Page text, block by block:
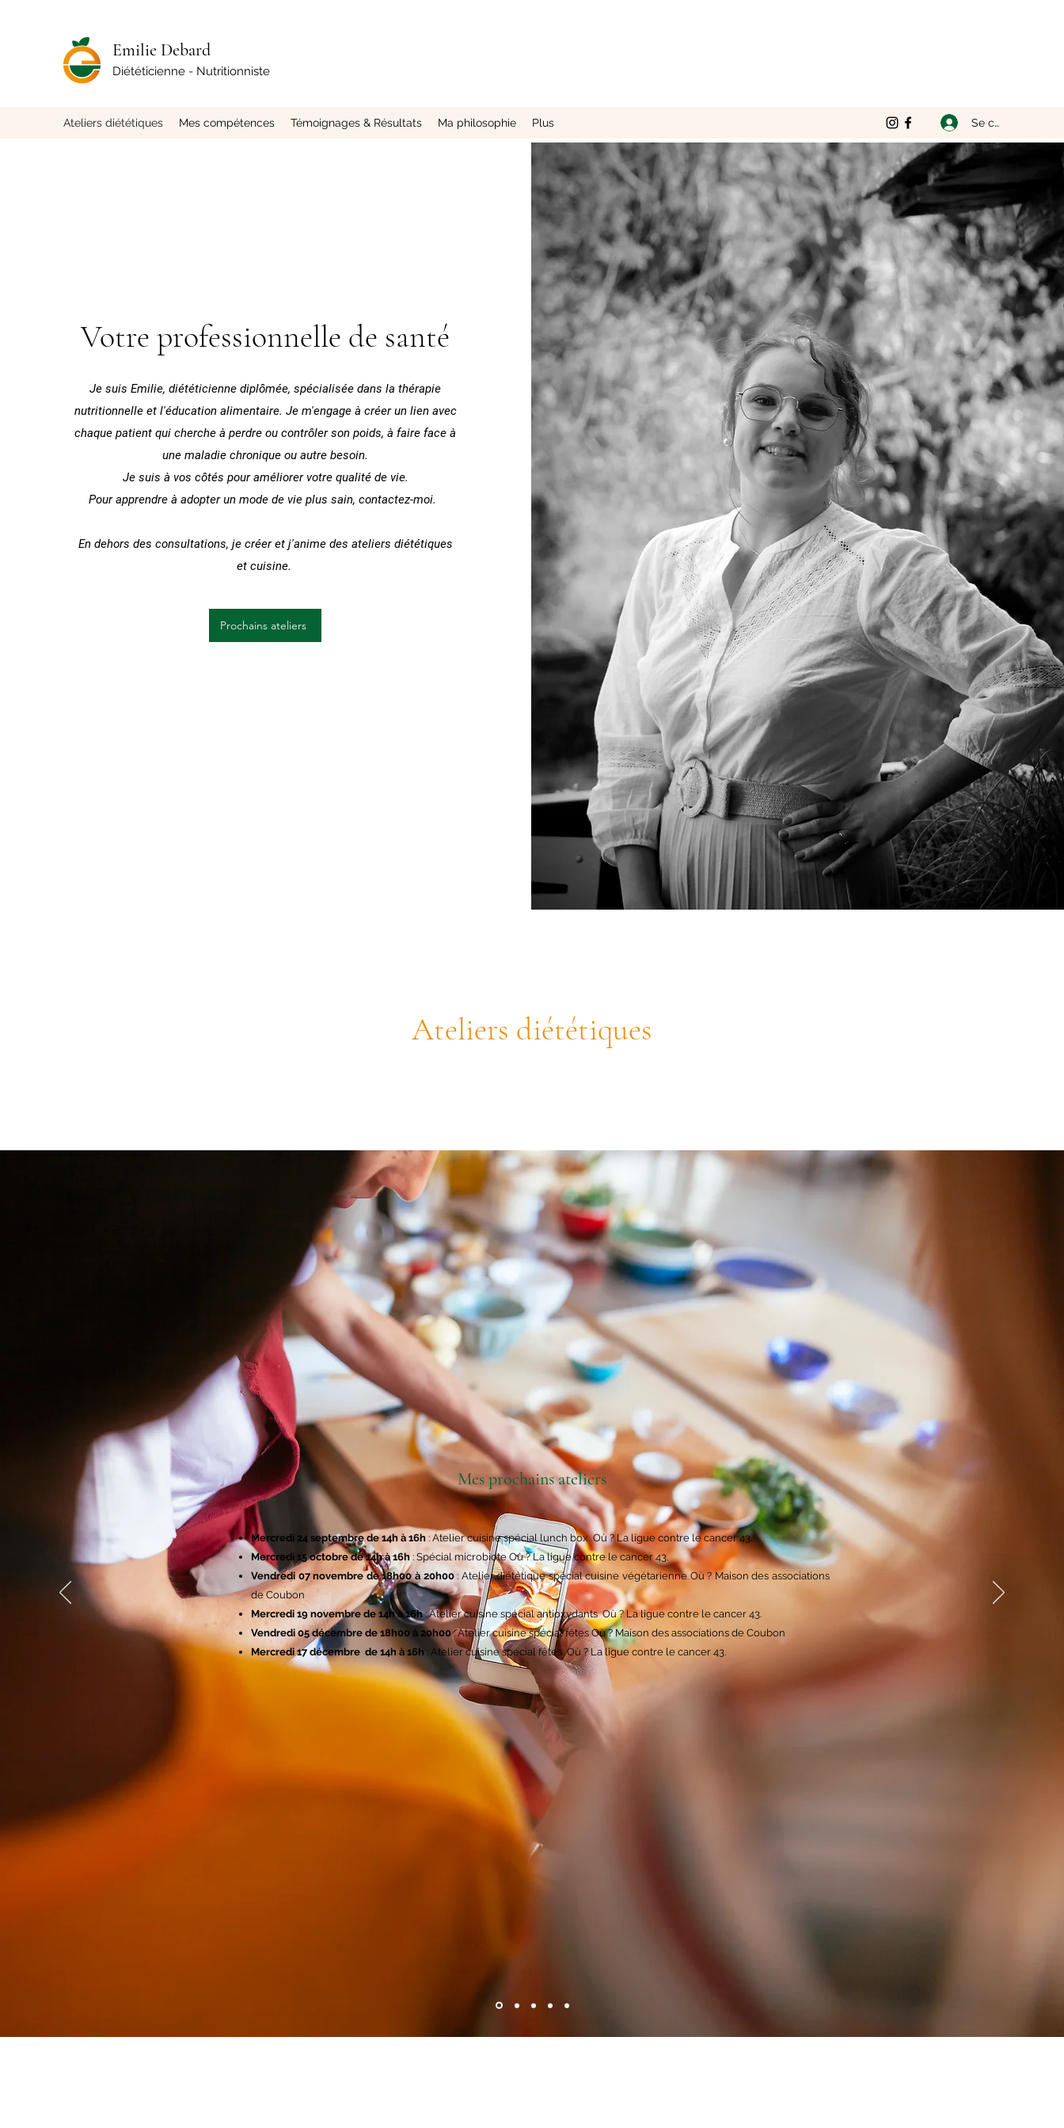
Emilie Debard
Diététicienne - Nutritionniste
Ateliers diététiques Mes compétences Témoignages & Résultats Ma philosophie Plus Se connecter
Votre professionnelle de santé
Je suis Emilie, diététicienne diplômée, spécialisée dans la thérapie
nutritionnelle et l'éducation alimentaire. Je m'engage à créer un lien avec
chaque patient qui cherche à perdre ou contrôler son poids, à faire face à
une maladie chronique ou autre besoin.
Je suis à vos côtés pour améliorer votre qualité de vie.
Pour apprendre à adopter un mode de vie plus sain, contactez-moi.
En dehors des consultations, je créer et j'anime des ateliers diététiques
et cuisine.
Prochains ateliers
Ateliers diététiques
Mes prochains ateliers
Mercredi 24 septembre de 14h à 16h : Atelier cuisine spécial lunch box Où ? La ligue contre le cancer 43.
Mercredi 15 octobre de 14h à 16h : Spécial microbiote Où ? La ligue contre le cancer 43.
Vendredi 07 novembre de 18h00 à 20h00: Atelier diététique spécial cuisine végétarienne Où ? Maison des associations
de Coubon
Mercredi 19 novembre de 14h à 16h: Atelier cuisine spécial antioxydants Où ? La ligue contre le cancer 43.
Vendredi 05 décembre de 18h00 à 20h00: Atelier cuisine spécial fêtes Où ? Maison des associations de Coubon
Mercredi 17 décembre de 14h à 16h : Atelier cuisine spécial fêtes Où ? La ligue contre le cancer 43.